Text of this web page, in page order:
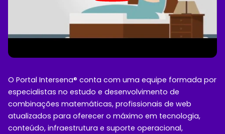
O Portal Intersena® conta com uma equipe formada por
especialistas no estudo e desenvolvimento de
combinações matemáticas, profissionais de web
atualizados para oferecer o máximo em tecnologia,
conteúdo, infraestrutura e suporte operacional,